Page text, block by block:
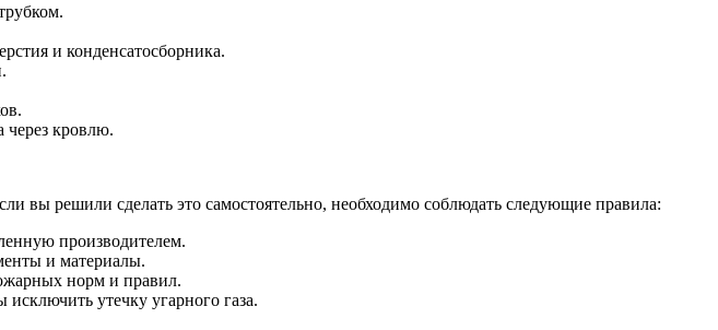
и конденсатосборника.
через кровлю.
вы решили сделать это самостоятельно, необходимо соблюдать следующие правила:
производителем.
и материалы.
норм и правил.
утечку угарного газа.